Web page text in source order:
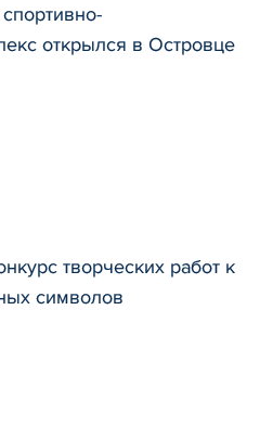
открылся в Островце
творческих работ к
символов